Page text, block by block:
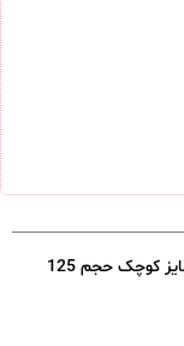
شیشه شیر اونت مدل Natural Response سایز کوچک حجم 125